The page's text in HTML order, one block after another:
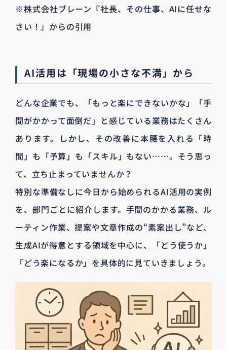
※株式会社ブレーン『社長、その仕事、AIに任せな
さい！』からの引用
AI活用は「現場の小さな不満」から
どんな企業でも、「もっと楽にできないかな」「手
間がかかって面倒だ」と感じている業務はたくさん
あります。しかし、その改善に本腰を入れる「時
間」も「予算」も「スキル」もない……。そう思っ
て、立ち止まっていませんか？
特別な準備なしに今日から始められるAI活用の実例
を、部門ごとに紹介します。手間のかかる業務、ル
ーティン作業、提案や文章作成の“素案出し”など、
生成AIが得意とする領域を中心に、「どう使うか」
「どう楽になるか」を具体的に見ていきましょう。